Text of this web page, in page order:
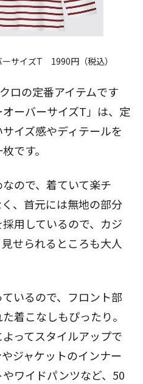
サイズT 1990円（税込）
ロの定番アイテムです
ーバーサイズT」は、定
イズ感やディテールを
です。
ので、着ていて楽チ
、首元には無地の部分
用しているので、カジ
せられるところも大人
いるので、フロント部
着こなしもぴったり。
ってスタイルアップで
ジャケットのインナー
ワイドパンツなど、50